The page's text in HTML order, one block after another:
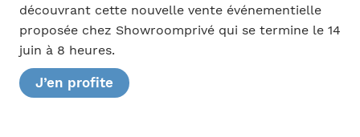
découvrant cette nouvelle vente événementielle
proposée chez Showroomprivé qui se termine le 14
juin à 8 heures.
J’en profite